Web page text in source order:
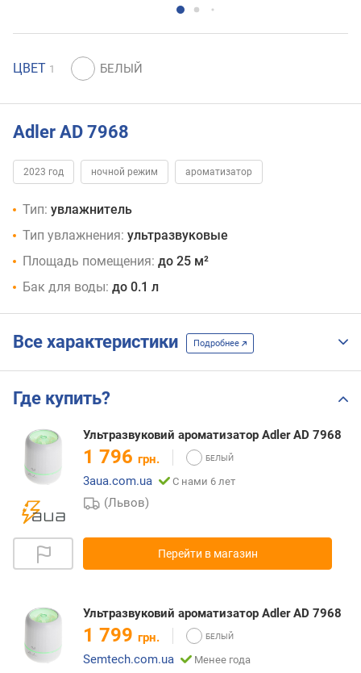
ЦВЕТ 1
Adler AD 7968
2023 год ночной режим ароматизатор
Тип: увлажнитель
Тип увлажнения: ультразвуковые
Площадь помещения: до 25 м²
Бак для воды: до 0.1 л
Все характеристики Подробнее
Где купить?
Ультразвуковий ароматизатор Adler AD 7968
1 796 грн.
3aua.com.ua
С нами 6 лет
(Львов)
Перейти в магазин
Ультразвуковий ароматизатор Adler AD 7968
1 799 грн.
Semtech.com.ua
Менее года